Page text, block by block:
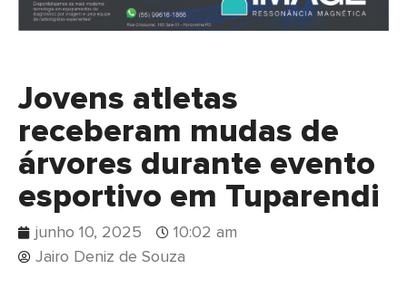
Jovens atletas
receberam mudas de
árvores durante evento
esportivo em Tuparendi
junho 10, 2025
10:02 am
Jairo Deniz de Souza